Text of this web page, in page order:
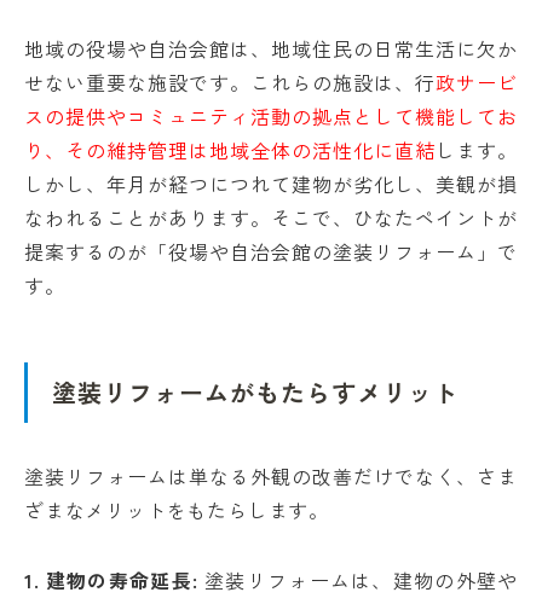
地域の役場や自治会館は、地域住民の日常生活に欠か
せない重要な施設です。これらの施設は、行政サービ
スの提供やコミュニティ活動の拠点として機能してお
り、その維持管理は地域全体の活性化に直結 します。
しかし、年月が経つにつれて建物が劣化し、美観が損
なわれることがあります。そこで、ひなたペイントが
提案するのが「役場や自治会館の塗装リフォーム」で
す。
塗装リフォームがもたらすメリット
塗装リフォームは単なる外観の改善だけでなく、さま
ざまなメリットをもたらします。
1. 建物の寿命延長: 塗装リフォームは、建物の外壁や